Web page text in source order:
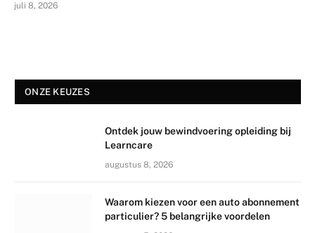
juli 8, 2026
ONZE KEUZES
Ontdek jouw bewindvoering opleiding bij
Learncare
augustus 8, 2026
Waarom kiezen voor een auto abonnement
particulier? 5 belangrijke voordelen